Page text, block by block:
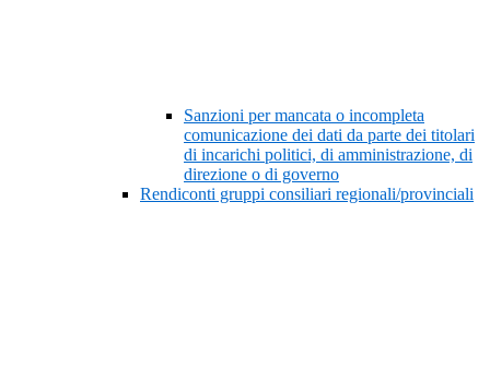
Sanzioni per mancata o incompleta
comunicazione dei dati da parte dei titolari
di incarichi politici, di amministrazione, di
direzione o di governo
Rendiconti gruppi consiliari regionali/provinciali